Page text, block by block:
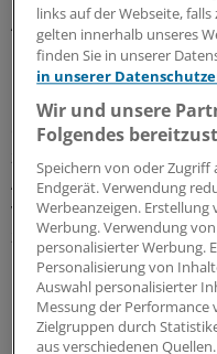
Angestellte, zwei
und eine geöffnete
musste sich in ihrem
herumschlagen, einen
der Praxis DMP
zwar Alltag - aber
Augenarzt Rösler. Er
von Landärzten fremd
zu schließen. Dafür hat
"Super-Ärztin"
Berndt meint. "Die ist
braucht." Deswegen
über 25 Jahren in ihre
links auf der Webseite,
gelten innerhalb unseres
finden Sie in unserer
in unserer
Wir und unsere
Folgendes
Speichern von oder
Endgerät. Verwendung
Werbeanzeigen.
Werbung. Verwendung
personalisierter Werbung.
Personalisierung von
Auswahl personalisierter
Messung der Performance
Zielgruppen durch
aus verschiedenen